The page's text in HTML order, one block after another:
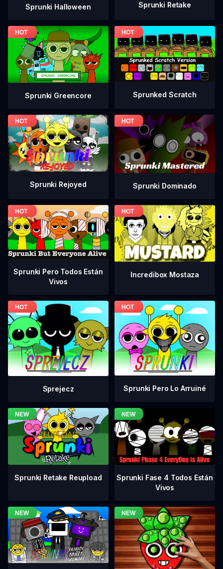
Sprunki Halloween Sprunki Retake
Sprunki Greencore Sprunked Scratch
Sprunki Rejoyed Sprunki Dominado
Sprunki Pero Todos Están
Vivos
Incredibox Mostaza
Sprejecz Sprunki Pero Lo Arruiné
Sprunki Retake Reupload
Sprunki Fase 4 Todos Están
Vivos